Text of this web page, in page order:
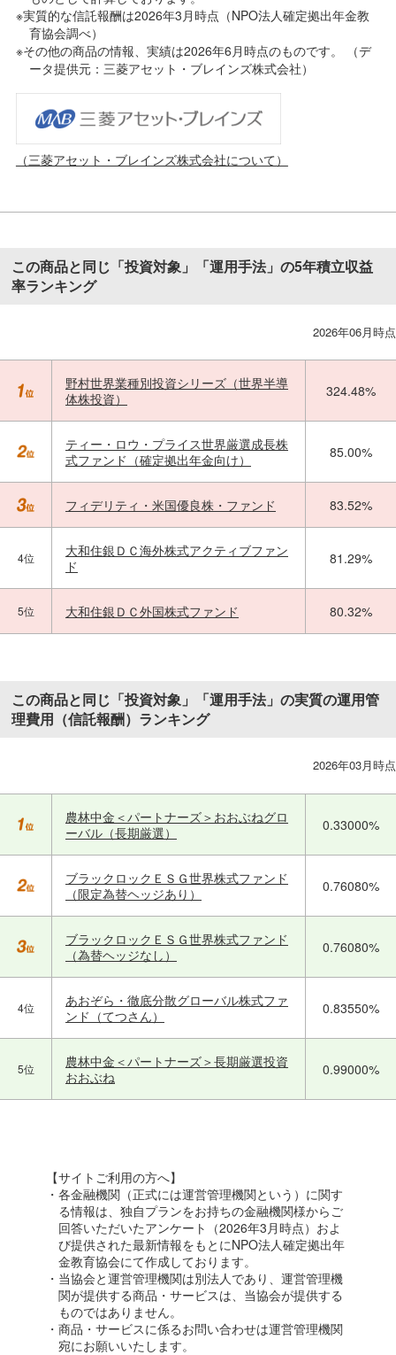
※実質的な信託報酬は2026年3月時点（NPO法人確定拠出年金教
育協会調べ）
※その他の商品の情報、実績は2026年6月時点のものです。 （デ
ータ提供元：三菱アセット・ブレインズ株式会社）
（三菱アセット・ブレインズ株式会社について）
この商品と同じ「投資対象」「運用手法」の5年積立収益
率ランキング
2026年06月時点
野村世界業種別投資シリーズ（世界半導
体株投資）
324.48%
ティー・ロウ・プライス世界厳選成長株
式ファンド（確定拠出年金向け）
85.00%
フィデリティ・米国優良株・ファンド 83.52%
4位
大和住銀ＤＣ海外株式アクティブファン
ド
81.29%
5位 大和住銀ＤＣ外国株式ファンド 80.32%
この商品と同じ「投資対象」「運用手法」の実質の運用管
理費用（信託報酬）ランキング
2026年03月時点
農林中金＜パートナーズ＞おおぶねグロ
ーバル（長期厳選）
0.33000%
ブラックロックＥＳＧ世界株式ファンド
（限定為替ヘッジあり）
0.76080%
ブラックロックＥＳＧ世界株式ファンド
（為替ヘッジなし）
0.76080%
4位
あおぞら・徹底分散グローバル株式ファ
ンド（てつさん）
0.83550%
5位
農林中金＜パートナーズ＞長期厳選投資
おおぶね
0.99000%
【サイトご利用の方へ】
・各金融機関（正式には運営管理機関という）に関す
る情報は、独自プランをお持ちの金融機関様からご
回答いただいたアンケート（2026年3月時点）およ
び提供された最新情報をもとにNPO法人確定拠出年
金教育協会にて作成しております。
・当協会と運営管理機関は別法人であり、運営管理機
関が提供する商品・サービスは、当協会が提供する
ものではありません。
・商品・サービスに係るお問い合わせは運営管理機関
宛にお願いいたします。